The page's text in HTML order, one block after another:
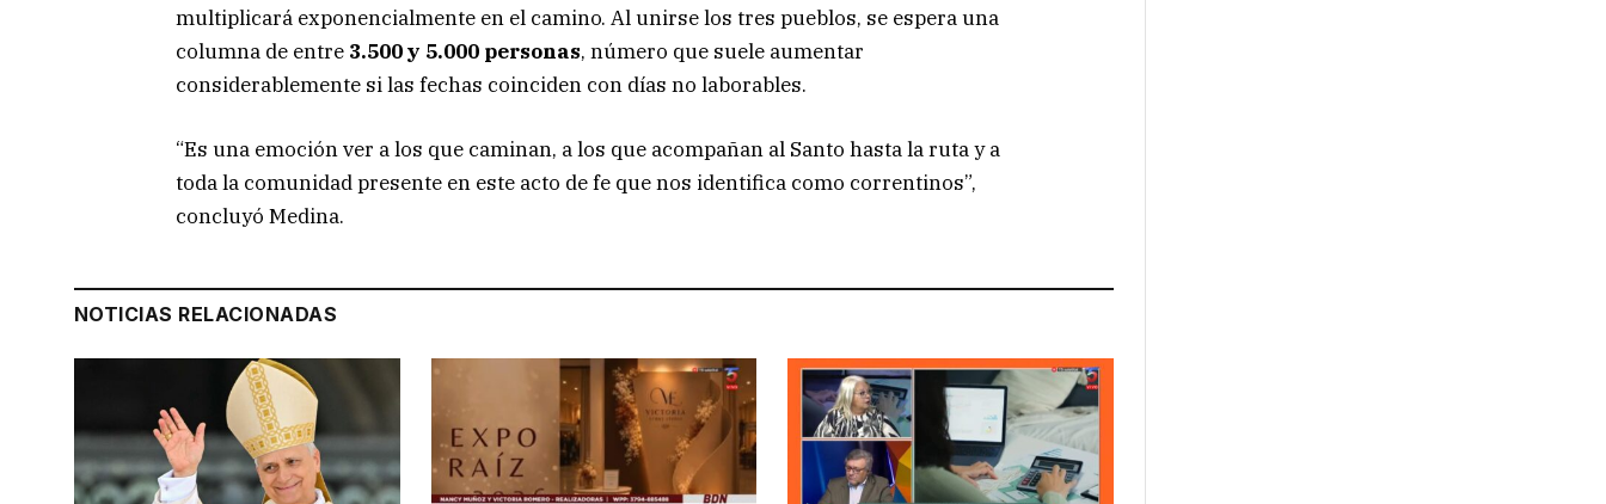
multiplicará exponencialmente en el camino. Al unirse los tres pueblos, se espera una
columna de entre 3.500 y 5.000 personas, número que suele aumentar
considerablemente si las fechas coinciden con días no laborables.
“Es una emoción ver a los que caminan, a los que acompañan al Santo hasta la ruta y a
toda la comunidad presente en este acto de fe que nos identifica como correntinos”,
concluyó Medina.
NOTICIAS RELACIONADAS